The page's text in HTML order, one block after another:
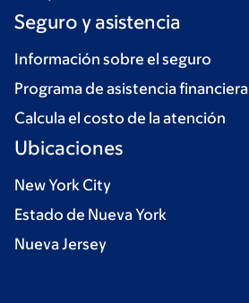
Seguro y asistencia
Información sobre el seguro
Programa de asistencia financiera
Calcula el costo de la atención
Ubicaciones
New York City
Estado de Nueva York
Nueva Jersey